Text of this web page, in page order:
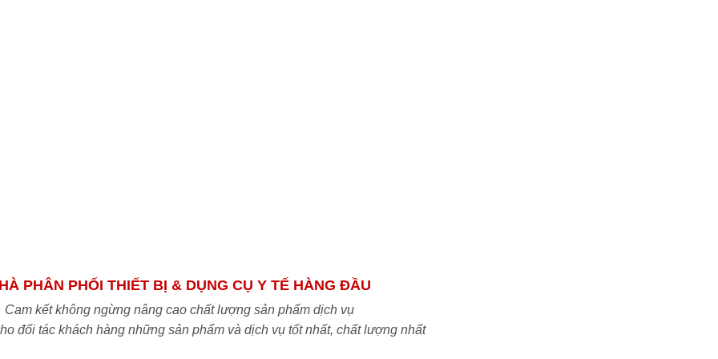
PHÂN PHỐI THIẾT BỊ & DỤNG CỤ Y TẾ HÀNG ĐẦU
Cam kết không ngừng nâng cao chất lượng sản phẩm dịch vụ
đối tác khách hàng những sản phẩm và dịch vụ tốt nhất, chất lượng nhất